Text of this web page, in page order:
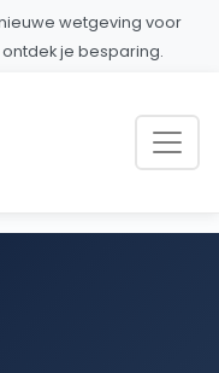
wetgeving voor
je besparing.